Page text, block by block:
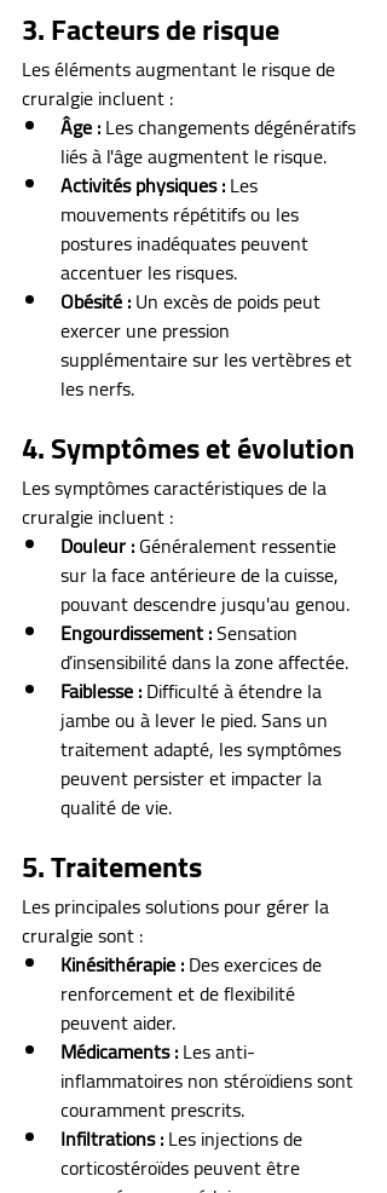
3. Facteurs de risque
Les éléments augmentant le risque de
cruralgie incluent :
Âge : Les changements dégénératifs
liés à l'âge augmentent le risque.
Activités physiques : Les
mouvements répétitifs ou les
postures inadéquates peuvent
accentuer les risques.
Obésité : Un excès de poids peut
exercer une pression
supplémentaire sur les vertèbres et
les nerfs.
4. Symptômes et évolution
Les symptômes caractéristiques de la
cruralgie incluent :
Douleur : Généralement ressentie
sur la face antérieure de la cuisse,
pouvant descendre jusqu'au genou.
Engourdissement : Sensation
d’insensibilité dans la zone affectée.
Faiblesse : Difficulté à étendre la
jambe ou à lever le pied. Sans un
traitement adapté, les symptômes
peuvent persister et impacter la
qualité de vie.
5. Traitements
Les principales solutions pour gérer la
cruralgie sont :
Kinésithérapie : Des exercices de
renforcement et de flexibilité
peuvent aider.
Médicaments : Les anti-
inflammatoires non stéroïdiens sont
couramment prescrits.
Infiltrations : Les injections de
corticostéroïdes peuvent être